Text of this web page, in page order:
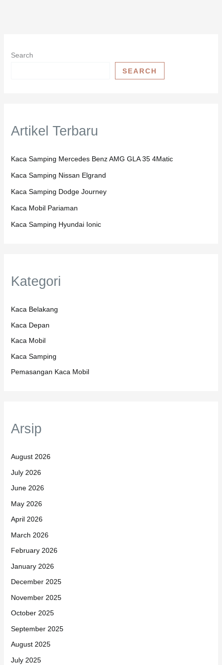
Search
SEARCH
Artikel Terbaru
Kaca Samping Mercedes Benz AMG GLA 35 4Matic
Kaca Samping Nissan Elgrand
Kaca Samping Dodge Journey
Kaca Mobil Pariaman
Kaca Samping Hyundai Ionic
Kategori
Kaca Belakang
Kaca Depan
Kaca Mobil
Kaca Samping
Pemasangan Kaca Mobil
Arsip
August 2026
July 2026
June 2026
May 2026
April 2026
March 2026
February 2026
January 2026
December 2025
November 2025
October 2025
September 2025
August 2025
July 2025